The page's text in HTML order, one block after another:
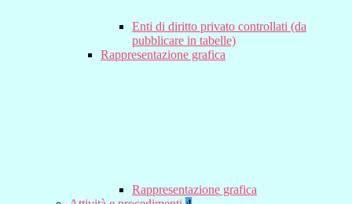
Enti di diritto privato controllati (da
pubblicare in tabelle)
Rappresentazione grafica
Rappresentazione grafica